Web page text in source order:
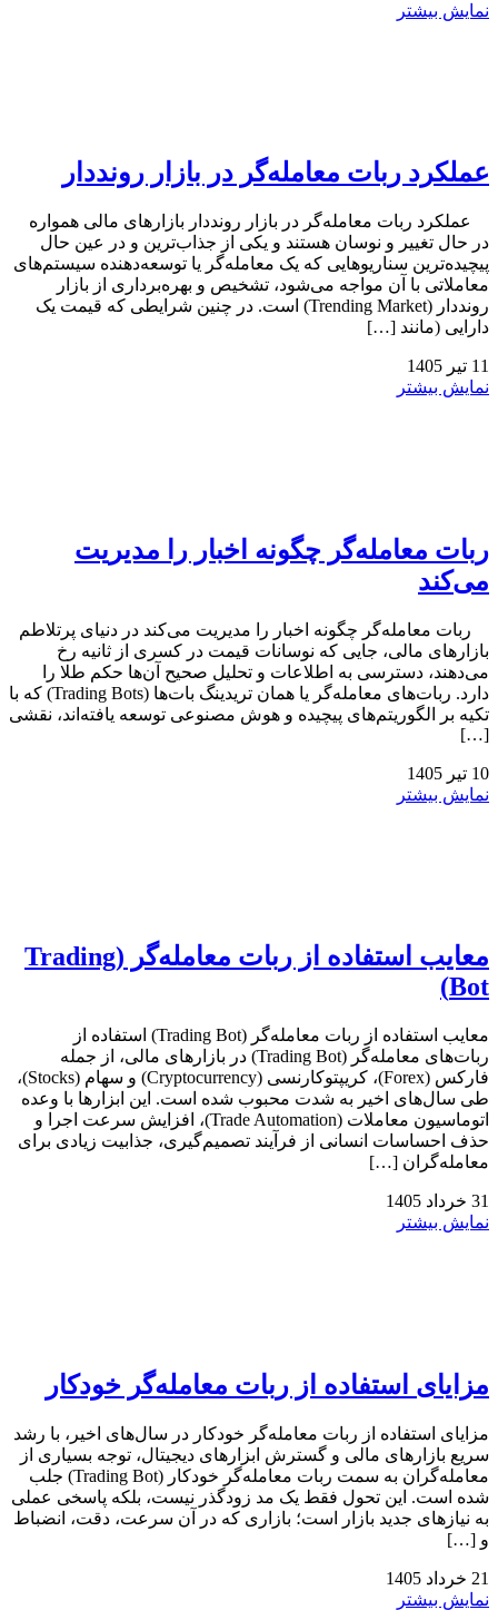
نمایش بیشتر
عملکرد ربات معامله‌گر در بازار رونددار
عملکرد ربات معامله‌گر در بازار رونددار بازارهای مالی همواره
در حال تغییر و نوسان هستند و یکی از جذاب‌ترین و در عین حال
پیچیده‌ترین سناریوهایی که یک معامله‌گر یا توسعه‌دهنده سیستم‌های
معاملاتی با آن مواجه می‌شود، تشخیص و بهره‌برداری از بازار
رونددار (Trending Market) است. در چنین شرایطی که قیمت یک
دارایی (مانند […]
11 تیر 1405
نمایش بیشتر
ربات معامله‌گر چگونه اخبار را مدیریت
می‌کند
ربات معامله‌گر چگونه اخبار را مدیریت می‌کند در دنیای پرتلاطم
بازارهای مالی، جایی که نوسانات قیمت در کسری از ثانیه رخ
می‌دهند، دسترسی به اطلاعات و تحلیل صحیح آن‌ها حکم طلا را
دارد. ربات‌های معامله‌گر یا همان تریدینگ بات‌ها (Trading Bots) که با
تکیه بر الگوریتم‌های پیچیده و هوش مصنوعی توسعه یافته‌اند، نقشی
[…]
10 تیر 1405
نمایش بیشتر
معایب استفاده از ربات معامله‌گر (Trading
Bot)
معایب استفاده از ربات معامله‌گر (Trading Bot) استفاده از
ربات‌های معامله‌گر (Trading Bot) در بازارهای مالی، از جمله
فارکس (Forex)، کریپتوکارنسی (Cryptocurrency) و سهام (Stocks)،
طی سال‌های اخیر به شدت محبوب شده است. این ابزارها با وعده
اتوماسیون معاملات (Trade Automation)، افزایش سرعت اجرا و
حذف احساسات انسانی از فرآیند تصمیم‌گیری، جذابیت زیادی برای
معامله‌گران […]
31 خرداد 1405
نمایش بیشتر
مزایای استفاده از ربات معامله‌گر خودکار
مزایای استفاده از ربات معامله‌گر خودکار در سال‌های اخیر، با رشد
سریع بازارهای مالی و گسترش ابزارهای دیجیتال، توجه بسیاری از
معامله‌گران به سمت ربات معامله‌گر خودکار (Trading Bot) جلب
شده است. این تحول فقط یک مد زودگذر نیست، بلکه پاسخی عملی
به نیازهای جدید بازار است؛ بازاری که در آن سرعت، دقت، انضباط
و […]
21 خرداد 1405
نمایش بیشتر